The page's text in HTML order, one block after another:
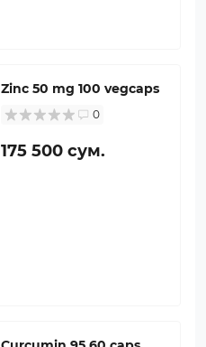
Zinc 50 mg 100 vegcaps
0
175 500 сум.